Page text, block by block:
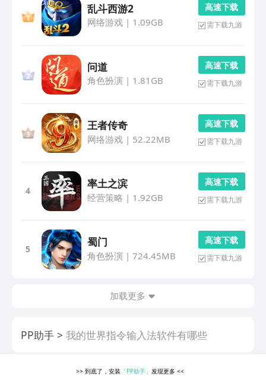
乱斗西游2
网络游戏| 1.09GB
高 速 下 载
需下载九游
问道
角色扮演 | 1.81GB
高 速 下 载
需下载九游
王者传奇
网络游戏| 52.22MB
高 速 下 载
需下载九游
4
率土之滨
经营策略 | 1.92GB
高 速 下 载
需下载九游
5
蜀门
角色扮演 | 724.45MB
高 速 下 载
需下载九游
加载更多
PP助手 我的世界指令输入法软件有哪些
>> 到底了，安装 「PP助手」 发现更多<<